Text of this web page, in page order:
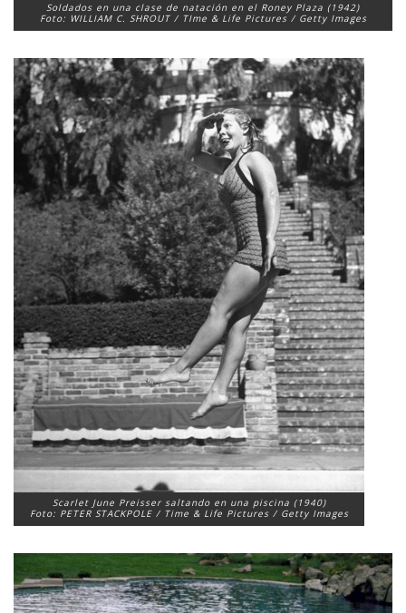
Soldados en una clase de natación en el Roney Plaza (1942)
Foto: WILLIAM C. SHROUT / TIme & Life Pictures / Getty Images
Scarlet June Preisser saltando en una piscina (1940)
Foto: PETER STACKPOLE / Time & Life Pictures / Getty Images